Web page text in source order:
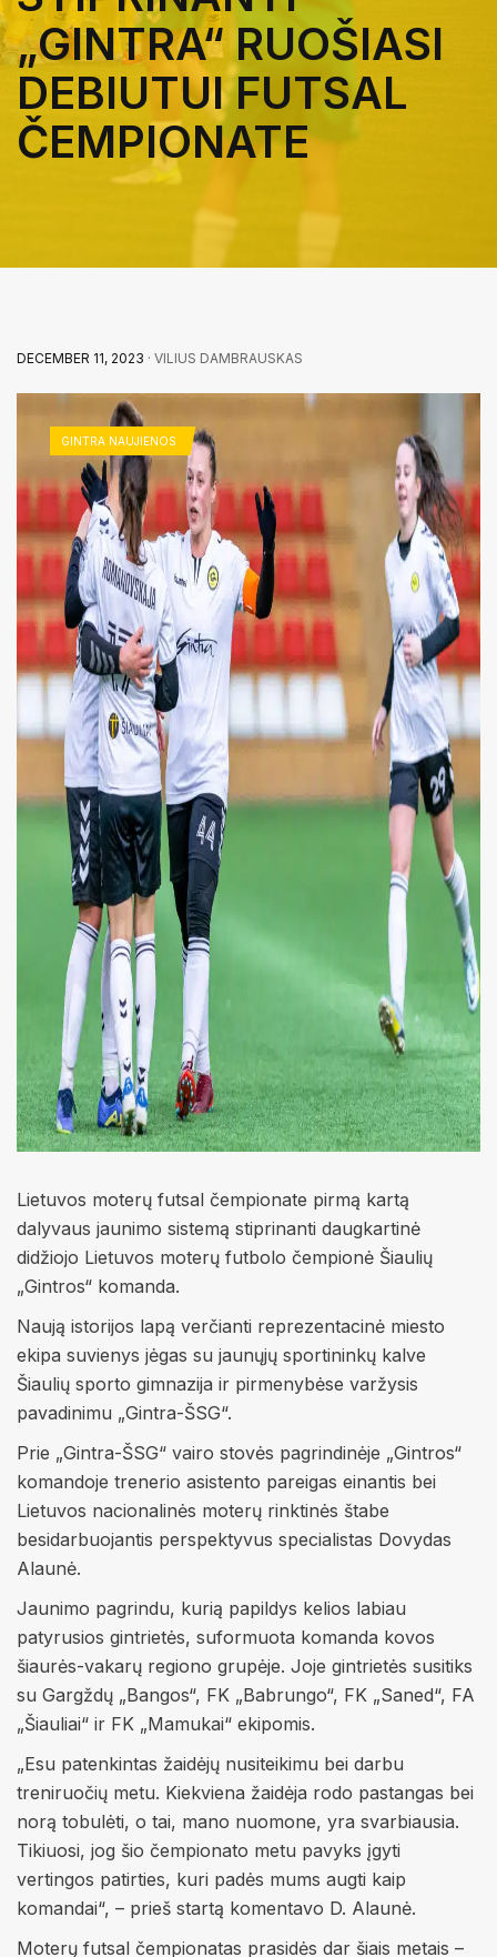
„GINTRA“ RUOŠIASI
DEBIUTUI FUTSAL
ČEMPIONATE
DECEMBER 11, 2023 · VILIUS DAMBRAUSKAS
GINTRA NAUJIENOS
Lietuvos moterų futsal čempionate pirmą kartą
dalyvaus jaunimo sistemą stiprinanti daugkartinė
didžiojo Lietuvos moterų futbolo čempionė Šiaulių
„Gintros“ komanda.
Naują istorijos lapą verčianti reprezentacinė miesto
ekipa suvienys jėgas su jaunųjų sportininkų kalve
Šiaulių sporto gimnazija ir pirmenybėse varžysis
pavadinimu „Gintra-ŠSG“.
Prie „Gintra-ŠSG“ vairo stovės pagrindinėje „Gintros“
komandoje trenerio asistento pareigas einantis bei
Lietuvos nacionalinės moterų rinktinės štabe
besidarbuojantis perspektyvus specialistas Dovydas
Alaunė.
Jaunimo pagrindu, kurią papildys kelios labiau
patyrusios gintrietės, suformuota komanda kovos
šiaurės-vakarų regiono grupėje. Joje gintrietės susitiks
su Gargždų „Bangos“, FK „Babrungo“, FK „Saned“, FA
„Šiauliai“ ir FK „Mamukai“ ekipomis.
„Esu patenkintas žaidėjų nusiteikimu bei darbu
treniruočių metu. Kiekviena žaidėja rodo pastangas bei
norą tobulėti, o tai, mano nuomone, yra svarbiausia.
Tikiuosi, jog šio čempionato metu pavyks įgyti
vertingos patirties, kuri padės mums augti kaip
komandai“, – prieš startą komentavo D. Alaunė.
Moterų futsal čempionatas prasidės dar šiais metais –